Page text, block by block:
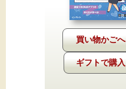
ギフトで購入